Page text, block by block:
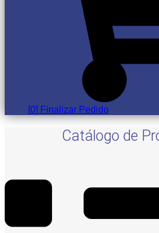
[0] Finalizar Pedido
Catálogo de